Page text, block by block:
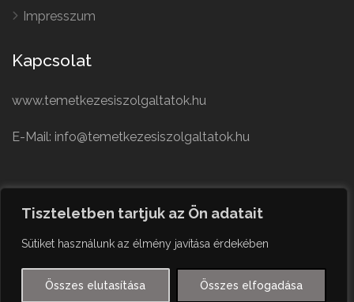
Tiszteletben tartjuk az Ön adatait
Sütiket használunk az élmény javítása érdekében
Összes elutasítása Összes elfogadása
Impresszum
Kapcsolat
www.temetkezesiszolgaltatok.hu
E-Mail: info@temetkezesiszolgaltatok.hu
English
Czech
German